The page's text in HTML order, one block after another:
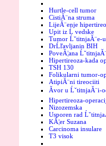
Hurtle-cell tumor
CistiĂ¨na struma
LijeĂ¨enje
Upit iz Ĺ vedske
Tumor ĹˇtitnjaĂ¨e-
DrĹľavljanin BIH
PoveĂ¦ana
Hipertireoza-kada
TSH 130
Folikularni tumor-
AtipiĂ¨ni tireociiti
Ăvor u ĹˇtitnjaĂ¨i-
Hipertireoza-
Nizozemska
Usporen rad
KĂ¦er Suzana
Carcinoma insulare
T3 visok